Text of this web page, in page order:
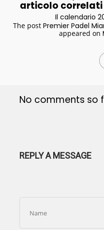
articolo correlati
Il calendario
The post Premier Padel
appeared on
No comments so
REPLY A MESSAGE